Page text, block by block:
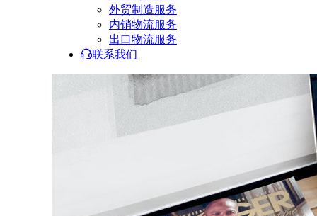
外贸制造服务
内销物流服务
出口物流服务
联系我们